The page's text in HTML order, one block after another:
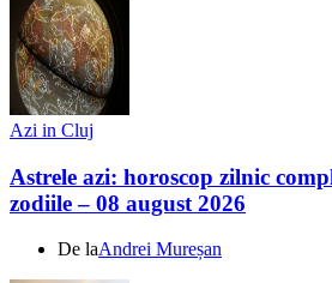
Azi in Cluj
Astrele azi: horoscop zilnic
zodiile – 08 august 2026
De laAndrei Mureșan